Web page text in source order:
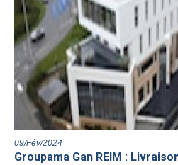
09/Fév/2024
Groupama Gan REIM :